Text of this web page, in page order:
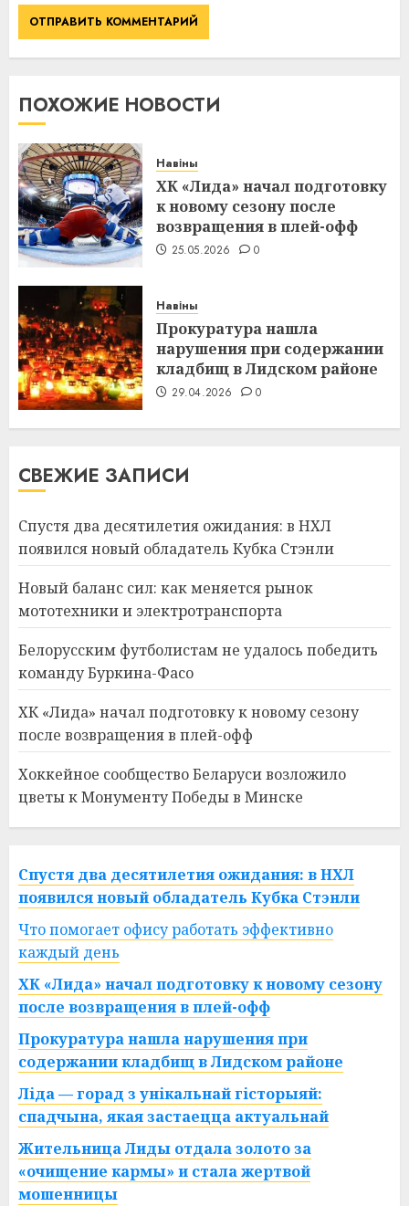
ПОХОЖИЕ НОВОСТИ
Навіны
ХК «Лида» начал подготовку
к новому сезону после
возвращения в плей-офф
25.05.2026 0
Навіны
Прокуратура нашла
нарушения при содержании
кладбищ в Лидском районе
29.04.2026 0
СВЕЖИЕ ЗАПИСИ
Спустя два десятилетия ожидания: в НХЛ
появился новый обладатель Кубка Стэнли
Новый баланс сил: как меняется рынок
мототехники и электротранспорта
Белорусским футболистам не удалось победить
команду Буркина-Фасо
ХК «Лида» начал подготовку к новому сезону
после возвращения в плей-офф
Хоккейное сообщество Беларуси возложило
цветы к Монументу Победы в Минске
Спустя два десятилетия ожидания: в НХЛ
появился новый обладатель Кубка Стэнли
Что помогает офису работать эффективно
каждый день
ХК «Лида» начал подготовку к новому сезону
после возвращения в плей-офф
Прокуратура нашла нарушения при
содержании кладбищ в Лидском районе
Ліда — горад з унікальнай гісторыяй:
спадчына, якая застаецца актуальнай
Жительница Лиды отдала золото за
«очищение кармы» и стала жертвой
мошенницы